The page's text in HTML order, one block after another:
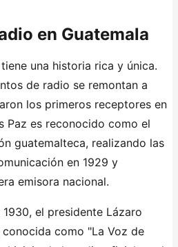
en Guatemala
una historia rica y única.
de radio se remontan a
los primeros receptores en
Paz es reconocido como el
guatemalteca, realizando las
en 1929 y
emisora nacional.
el presidente Lázaro
conocida como "La Voz de